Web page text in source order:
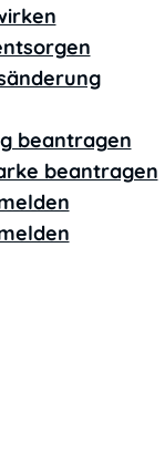
beantragen
beantragen